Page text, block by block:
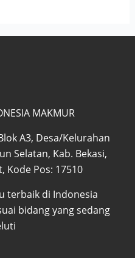
MAKMUR
A3, Desa/Kelurahan
Selatan, Kab. Bekasi,
Kode Pos: 17510
terbaik di Indonesia
bidang yang sedang